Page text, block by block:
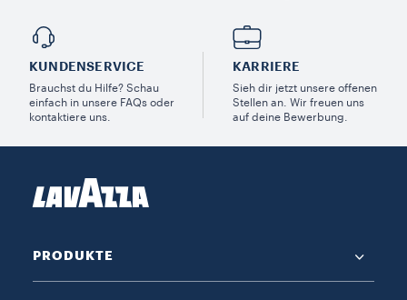
KUNDENSERVICE​
Brauchst du Hilfe? Schau
einfach in unsere FAQs oder
kontaktiere uns.
KARRIERE
Sieh dir jetzt unsere offenen
Stellen an. Wir freuen uns
auf deine Bewerbung.
PRODUKTE